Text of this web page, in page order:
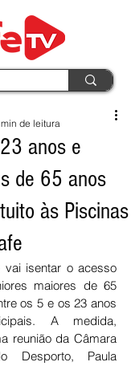
anos e
de 65 anos
às Piscinas
de leitura
isentar o acesso
maiores de 65
os 5 e os 23 anos
A medida,
reunião da Câmara
Desporto, Paula